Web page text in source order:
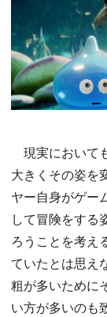
現実において
大きくその姿を
ヤー自身がゲー
して冒険をする
ろうことを考え
ていたとは思え
粗が多いために
い方が多いのも